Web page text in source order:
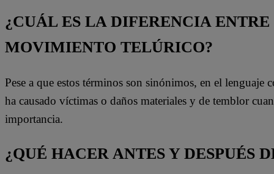
¿CUÁL ES LA DIFERENCIA
MOVIMIENTO TELÚRICO?
Pese a que estos términos son sinónimos, en el lenguaje
ha causado víctimas o daños materiales y de temblor
importancia.
¿QUÉ HACER ANTES Y DESPUÉS